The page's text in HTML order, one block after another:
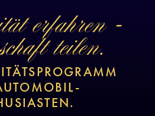
erfahren -
teilen.